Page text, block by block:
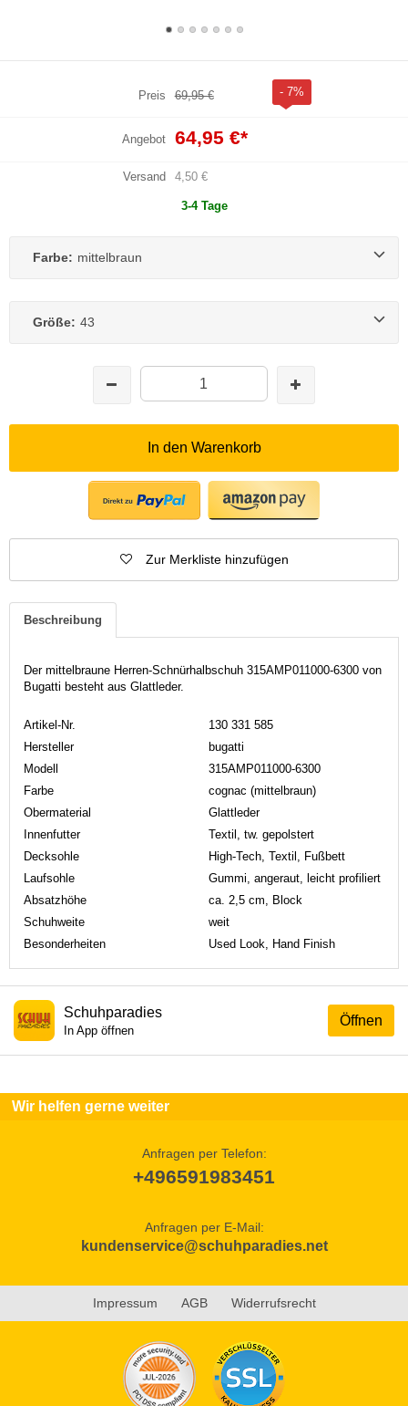
Preis 69,95 € - 7%
Angebot 64,95 €*
Versand 4,50 €
3-4 Tage
Farbe: mittelbraun
Größe: 43
In den Warenkorb
Zur Merkliste hinzufügen
Beschreibung
Der mittelbraune Herren-Schnürhalbschuh 315AMP011000-6300 von
Bugatti besteht aus Glattleder.
Artikel-Nr.
130 331 585
Hersteller
bugatti
Modell
315AMP011000-6300
Farbe
cognac (mittelbraun)
Obermaterial
Glattleder
Innenfutter
Textil, tw. gepolstert
Decksohle
High-Tech, Textil, Fußbett
Laufsohle
Gummi, angeraut, leicht profiliert
Absatzhöhe
ca. 2,5 cm, Block
Schuhweite
weit
Besonderheiten
Used Look, Hand Finish
Öffnen
Schuhparadies
In App öffnen
Wir helfen gerne weiter
Anfragen per Telefon:
+496591983451
Anfragen per E-Mail:
kundenservice@schuhparadies.net
Impressum AGB Widerrufsrecht